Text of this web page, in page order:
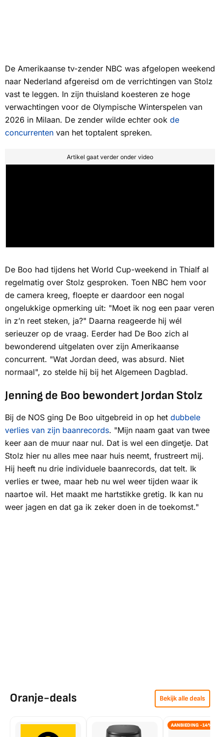
De Amerikaanse tv-zender NBC was afgelopen weekend
naar Nederland afgereisd om de verrichtingen van Stolz
vast te leggen. In zijn thuisland koesteren ze hoge
verwachtingen voor de Olympische Winterspelen van
2026 in Milaan. De zender wilde echter ook de
concurrenten van het toptalent spreken.
Artikel gaat verder onder video
De Boo had tijdens het World Cup-weekend in Thialf al
regelmatig over Stolz gesproken. Toen NBC hem voor
de camera kreeg, floepte er daardoor een nogal
ongelukkige opmerking uit: "Moet ik nog een paar veren
in z’n reet steken, ja?" Daarna reageerde hij wél
serieuzer op de vraag. Eerder had De Boo zich al
bewonderend uitgelaten over zijn Amerikaanse
concurrent. "Wat Jordan deed, was absurd. Niet
normaal", zo stelde hij bij het Algemeen Dagblad.
Jenning de Boo bewondert Jordan Stolz
Bij de NOS ging De Boo uitgebreid in op het dubbele
verlies van zijn baanrecords. "Mijn naam gaat van twee
keer aan de muur naar nul. Dat is wel een dingetje. Dat
Stolz hier nu alles mee naar huis neemt, frustreert mij.
Hij heeft nu drie individuele baanrecords, dat telt. Ik
verlies er twee, maar heb nu wel weer tijden waar ik
naartoe wil. Het maakt me hartstikke gretig. Ik kan nu
weer jagen en dat ga ik zeker doen in de toekomst."
Oranje-deals Bekijk alle deals
AANBIEDING -14%